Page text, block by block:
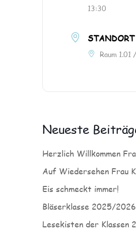
13:30
STANDORT
Raum 1.01
Neueste
Herzlich Willkommen
Auf Wiedersehen Frau
Eis schmeckt immer!
Bläserklasse 2025/2026
Lesekisten der Klassen